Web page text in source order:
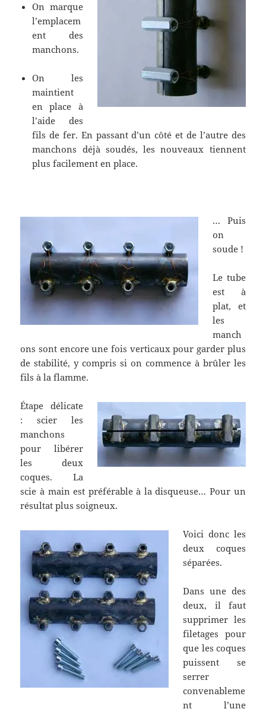
On marque
l’emplacem
ent des
manchons.
On les
maintient
en place à
l’aide des
fils de fer. En passant d’un côté et de l’autre des
manchons déjà soudés, les nouveaux tiennent
plus facilement en place.
… Puis
on
soude !
Le tube
est à
plat, et
les
manch
ons sont encore une fois verticaux pour garder plus
de stabilité, y compris si on commence à brûler les
fils à la flamme.
Étape délicate
: scier les
manchons
pour libérer
les deux
coques. La
scie à main est préférable à la disqueuse… Pour un
résultat plus soigneux.
Voici donc les
deux coques
séparées.
Dans une des
deux, il faut
supprimer les
filetages pour
que les coques
puissent se
serrer
convenableme
nt l’une